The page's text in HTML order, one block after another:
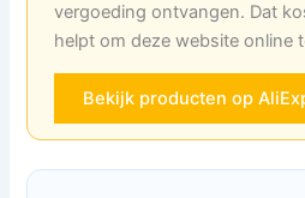
vergoeding ontvangen. Dat
helpt om deze website online
Bekijk producten op